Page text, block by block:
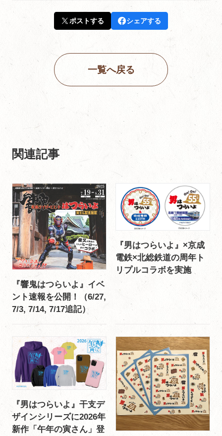
ポストする シェアする
一覧へ戻る
関連記事
『響鬼はつらいよ』イベ
ント速報を公開！（6/27,
7/3, 7/14, 7/17追記）
『男はつらいよ』×京成
電鉄×北総鉄道の周年ト
リプルコラボを実施
『男はつらいよ』干支デ
ザインシリーズに2026年
新作「午年の寅さん」登